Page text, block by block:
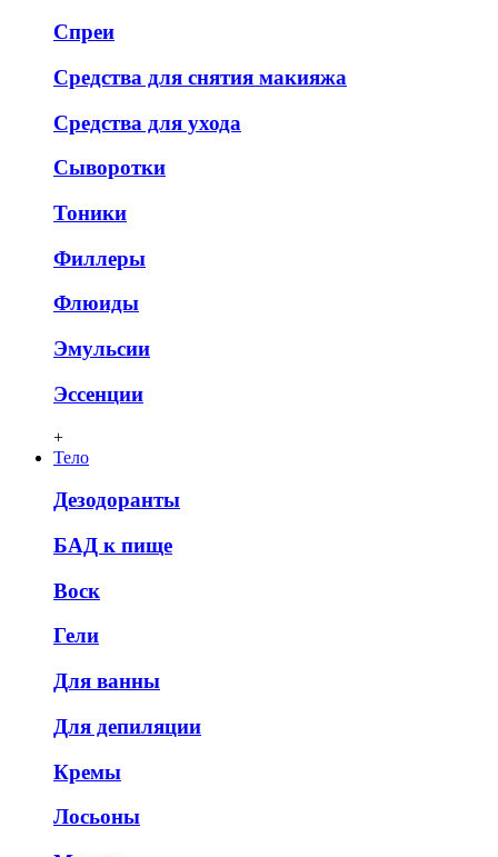
Спреи
Средства для снятия макияжа
Средства для ухода
Сыворотки
Тоники
Филлеры
Флюиды
Эмульсии
Эссенции
+
Тело
Дезодоранты
БАД к пище
Воск
Гели
Для ванны
Для депиляции
Кремы
Лосьоны